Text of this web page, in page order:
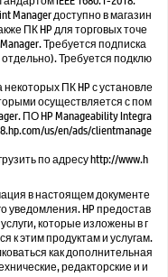
Manager доступно в магазин
ПК HP для торговых точе
Требуется подписка
отдельно). Требуется подклю
ПК HP с установле
осуществляется с пом
ПО HP Manageability Integra
us/en/ads/clientmanage
по адресу http://www.h
в настоящем документе
уведомления. HP предостав
которые изложены в г
к этим продуктам и услугам.
как дополнительная
редакторские и и